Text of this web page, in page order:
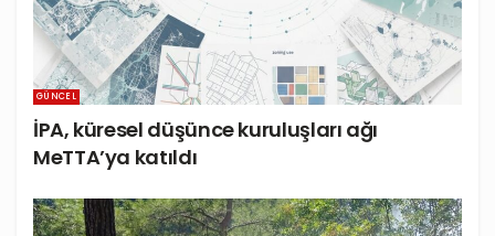
GÜNCEL
İPA, küresel düşünce kuruluşları ağı
MeTTA’ya katıldı